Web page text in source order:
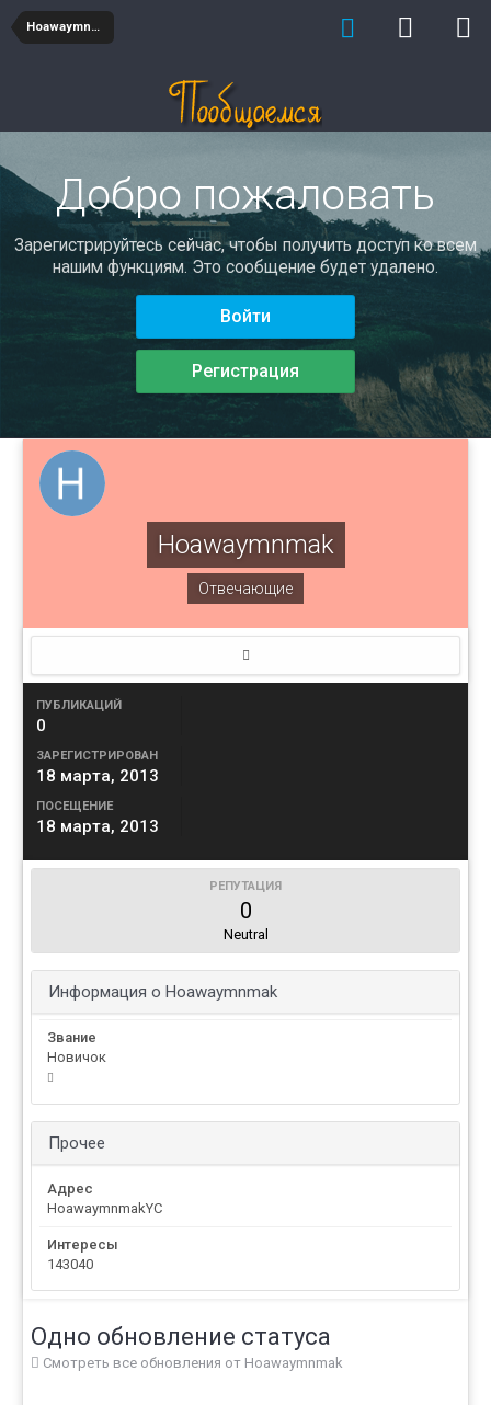
Hoawaymnmak
Добро пожаловать
Зарегистрируйтесь сейчас, чтобы получить доступ ко всем
нашим функциям. Это сообщение будет удалено.
Войти
Регистрация
Hoawaymnmak
Отвечающие
ПУБЛИКАЦИЙ
0
ЗАРЕГИСТРИРОВАН
18 марта, 2013
ПОСЕЩЕНИЕ
18 марта, 2013
РЕПУТАЦИЯ
0
Neutral
Информация о Hoawaymnmak
Звание
Новичок
Прочее
Адрес
HoawaymnmakYC
Интересы
143040
Одно обновление статуса
Смотреть все обновления от Hoawaymnmak